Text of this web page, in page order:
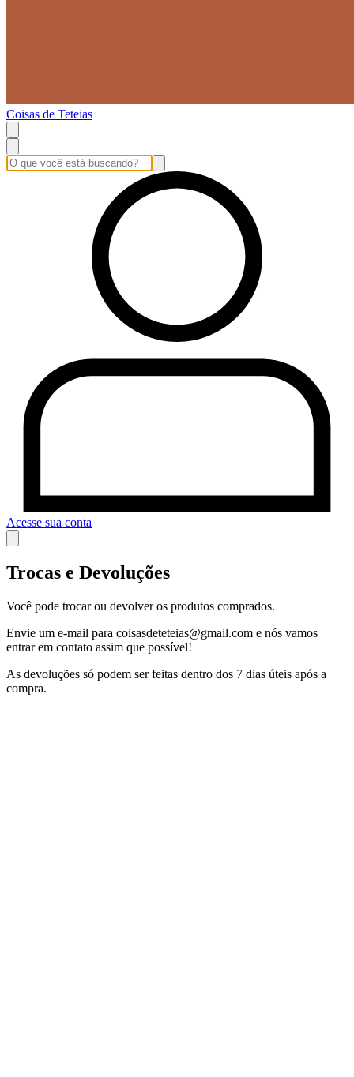
Coisas de Teteias
Acesse sua conta
Trocas e Devoluções
Você pode trocar ou devolver os produtos comprados.
Envie um e-mail para coisasdeteteias@gmail.com e nós vamos
entrar em contato assim que possível!
As devoluções só podem ser feitas dentro dos 7 dias úteis após a
compra.